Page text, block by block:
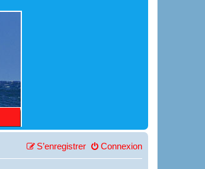
Connexion
S’enregistrer